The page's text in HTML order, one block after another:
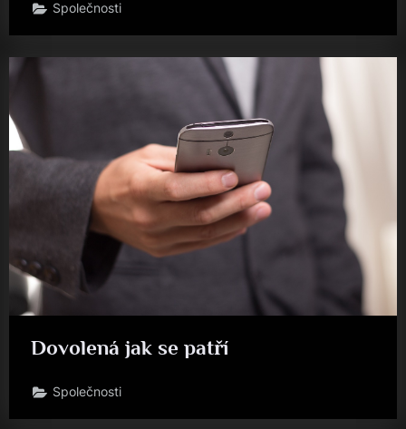
Společnosti
Dovolená jak se patří
Společnosti